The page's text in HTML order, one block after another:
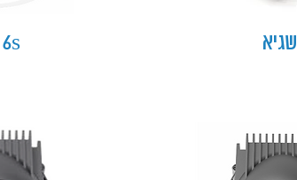
שגיא 6s לילית